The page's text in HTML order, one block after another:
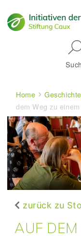
Home
dem Weg zu
zurück zu
AUF